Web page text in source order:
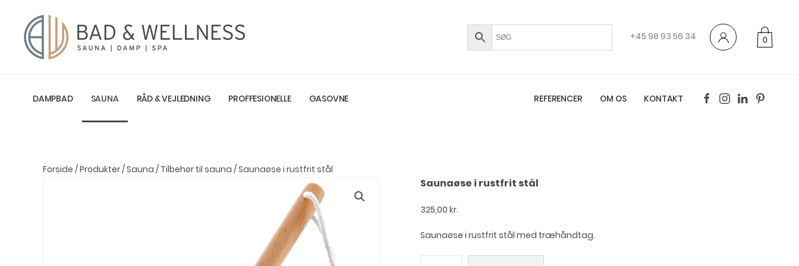
+45 98 93 56 34 0
DAMPBAD SAUNA RÅD & VEJLEDNING PROFFESIONELLE GASOVNE REFERENCER OM OS KONTAKT
Forside /Produkter/Sauna / Tilbehør til sauna / Saunaøse i rustfrit stål
Saunaøse i rustfrit stål
325,00 kr.
Saunaøse i rustfrit stål med træhåndtag.